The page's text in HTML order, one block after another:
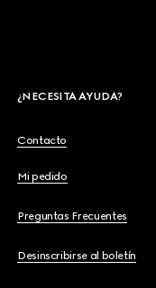
¿NECESITA AYUDA?
Contacto
Mi pedido
Preguntas Frecuentes
Desinscribirse al boletín